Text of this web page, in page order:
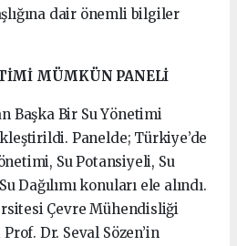
dair önemli bilgiler
MÜMKÜN PANELİ
Başka Bir Su Yönetimi
Panelde; Türkiye’de
Su Potansiyeli, Su
Dağılımı konuları ele alındı.
Çevre Mühendisliği
Dr. Seval Sözen’in